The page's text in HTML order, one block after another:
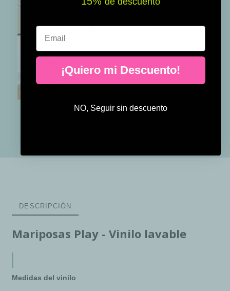
Peces tropicales - Vinilos lavables
DESCRIPCIÓN
Mariposas Play - Vinilo lavable
Medidas del vinilo
Email
¡Quiero mi Descuento!
NO, Seguir sin descuento